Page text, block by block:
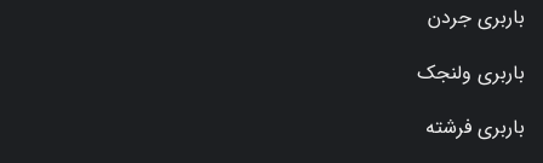
باربری جردن
باربری ولنجک
باربری فرشته